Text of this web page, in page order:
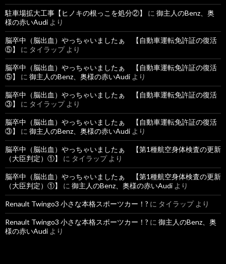
駐車場拡大工事【ヒノキの根っこを処分②】 に 御主人のBenz、奥
様の赤いAudi より
脳卒中（脳出血）やっちゃいましたぁ 【自動車運転免許証の復活
⑤】
に タイラップより
脳卒中（脳出血）やっちゃいましたぁ 【自動車運転免許証の復活
⑤】
に 御主人のBenz、奥様の赤いAudi より
脳卒中（脳出血）やっちゃいましたぁ 【自動車運転免許証の復活
③】
に タイラップより
脳卒中（脳出血）やっちゃいましたぁ 【自動車運転免許証の復活
③】
に 御主人のBenz、奥様の赤いAudi より
脳卒中（脳出血）やっちゃいましたぁ 【第1種航空身体検査の更新
（大臣判定）①】
に タイラップより
脳卒中（脳出血）やっちゃいましたぁ 【第1種航空身体検査の更新
（大臣判定）①】
に 御主人のBenz、奥様の赤いAudi より
Renault Twingo3 小さな本格スポーツカー！? に タイラップより
Renault Twingo3 小さな本格スポーツカー！? に 御主人のBenz、奥
様の赤いAudi より